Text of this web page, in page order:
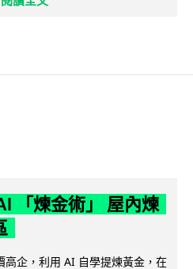
「煉金術」 屋內煉
高企，利用 AI 自學提煉黃金，在